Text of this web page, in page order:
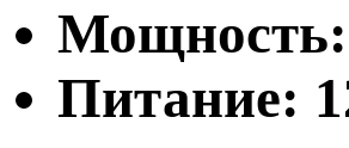
Питание: